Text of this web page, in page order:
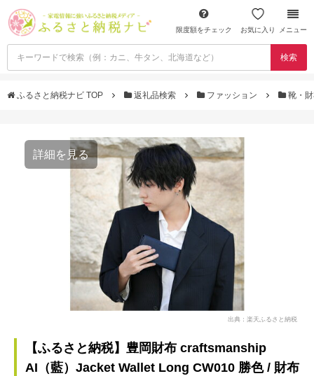
限度額をチェック お気に入り メニュー
検索
ふるさと納税ナビ TOP 返礼品検索 ファッション 靴・
詳細を見る
出典：楽天ふるさと納税
【ふるさと納税】豊岡財布 craftsmanship
AI（藍）Jacket Wallet Long CW010 勝色 / 財布